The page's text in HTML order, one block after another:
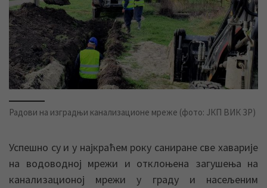
Радови на изградњи канализационе мреже (фото: ЈКП ВИК ЗР)
Успешно су и у најкраћем року саниране све хаварије
на водоводној мрежи и отклоњена загушења на
канализационој мрежи у граду и насељеним